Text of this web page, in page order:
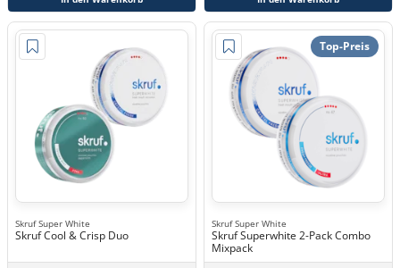
Skruf Super White
Skruf Cool & Crisp Duo
Top-Preis
Skruf Super White
Skruf Superwhite 2-Pack Combo
Mixpack